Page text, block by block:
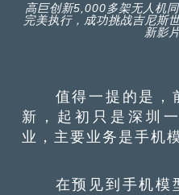
高巨创新5,000多架无人机
完美执行，成功挑战吉尼斯
新影
值得一提的是，
新，起初只是深圳
业，主要业务是手机
在预见到手机模型